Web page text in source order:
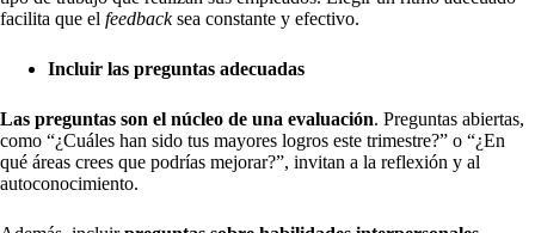
facilita que el feedbacksea constante y efectivo.
Incluir las preguntas adecuadas
Las preguntas son el núcleo de una evaluación. Preguntas abiertas,
como “¿Cuáles han sido tus mayores logros este trimestre?” o “¿En
qué áreas crees que podrías mejorar?”, invitan a la reflexión y al
autoconocimiento.